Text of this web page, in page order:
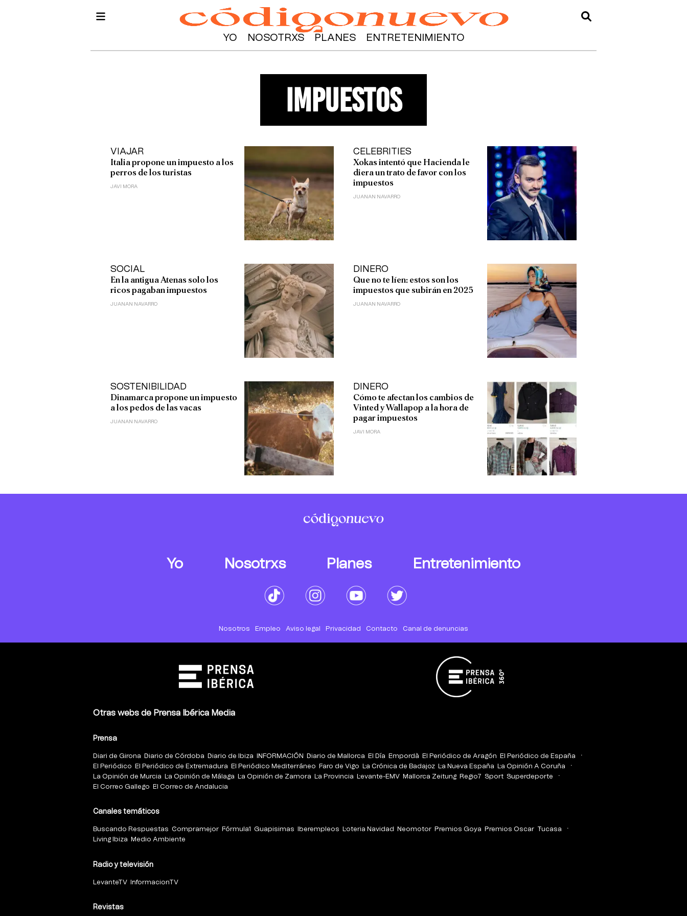
YO NOSOTRXS PLANES ENTRETENIMIENTO
impuestos
VIAJAR
Italia propone un impuesto a los
perros de los turistas
JAVI MORA
CELEBRITIES
Xokas intentó que Hacienda le
diera un trato de favor con los
impuestos
JUANAN NAVARRO
SOCIAL
En la antigua Atenas solo los
ricos pagaban impuestos
JUANAN NAVARRO
DINERO
Que no te líen: estos son los
impuestos que subirán en 2025
JUANAN NAVARRO
SOSTENIBILIDAD
Dinamarca propone un impuesto
a los pedos de las vacas
JUANAN NAVARRO
DINERO
Cómo te afectan los cambios de
Vinted y Wallapop a la hora de
pagar impuestos
JAVI MORA
Yo Nosotrxs Planes Entretenimiento
Nosotros Empleo Aviso legal Privacidad Contacto Canal de denuncias
Otras webs de Prensa Ibérica Media
Prensa
Diari de Girona Diario de Córdoba Diario de Ibiza INFORMACIÓN Diario de Mallorca El Día Empordà El Periódico de Aragón
El Periódico de España
El Periódico
El Periódico de Extremadura El Periódico Mediterráneo Faro de Vigo La Crónica de Badajoz La Nueva España
La Opinión A Coruña
La Opinión de Murcia
La Opinión de Málaga La Opinión de Zamora La Provincia Levante-EMV Mallorca Zeitung Regio7 Sport Superdeporte
El Correo Gallego
El Correo de Andalucia
Canales temáticos
Buscando Respuestas Compramejor Fórmula1 Guapisimas Iberempleos Loteria Navidad Neomotor Premios Goya Premios Oscar
Tucasa
Living Ibiza
Medio Ambiente
Radio y televisión
LevanteTV InformacionTV
Revistas